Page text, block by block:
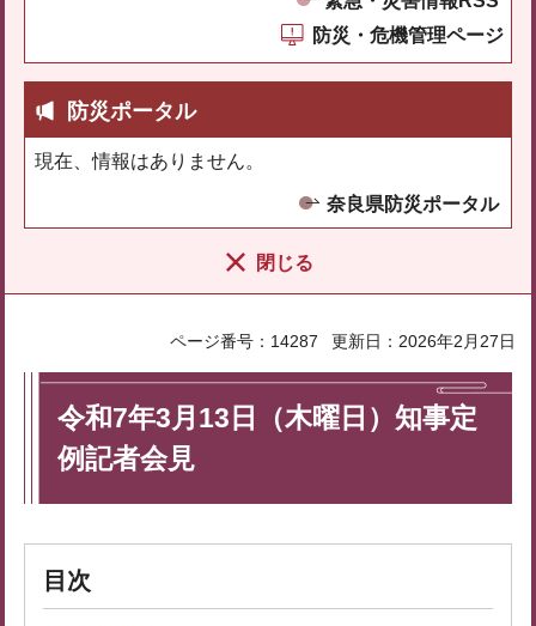
防災・危機管理ページ
防災ポータル
現在、情報はありません。
奈良県防災ポータル
閉じる
ページ番号：14287 更新日：2026年2月27日
令和7年3月13日（木曜日）知事定
例記者会見
目次